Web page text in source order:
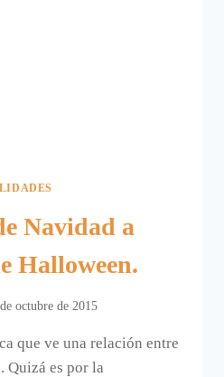
Navidad a
Halloween.
octubre de 2015
que ve una relación entre
Quizá es por la